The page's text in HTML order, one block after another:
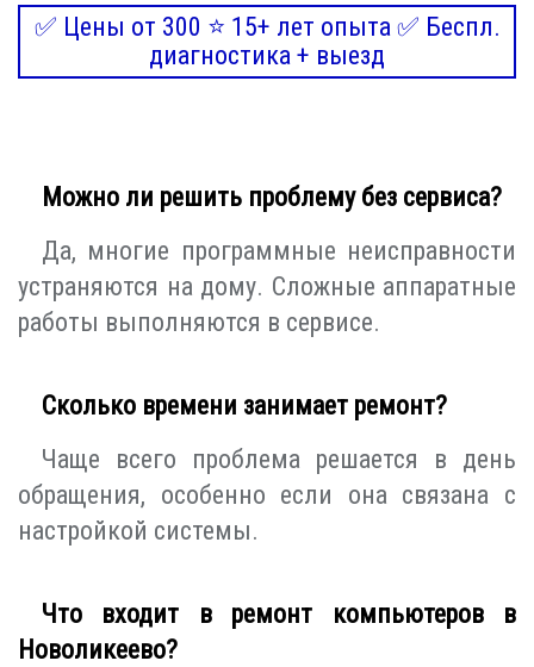
✅ Цены от 300 ⭐ 15+ лет опыта ✅ Беспл.
диагностика + выезд
Можно ли решить проблему без сервиса?
Да, многие программные неисправности
устраняются на дому. Сложные аппаратные
работы выполняются в сервисе.
Сколько времени занимает ремонт?
Чаще всего проблема решается в день
обращения, особенно если она связана с
настройкой системы.
Что входит в ремонт компьютеров в
Новоликеево?